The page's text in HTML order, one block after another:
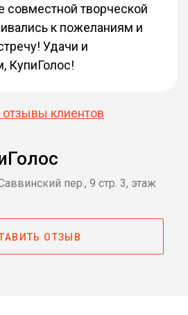
совместной творческой
к пожеланиям и
Удачи и
КупиГолос!
клиентов
пер., 9 стр. 3, этаж
ОТЗЫВ